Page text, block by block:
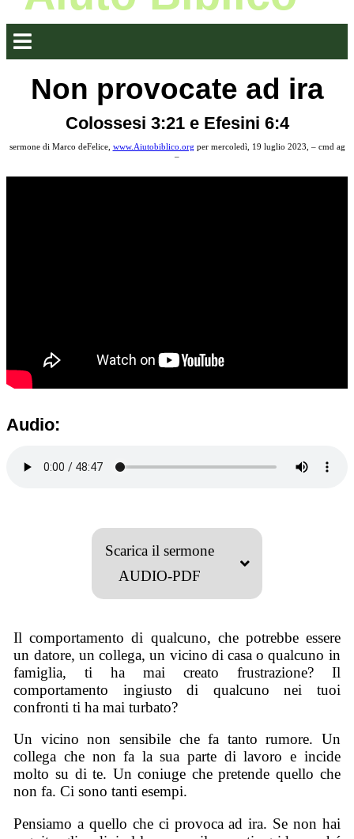
Non provocate ad ira
Colossesi 3:21 e Efesini 6:4
sermone di Marco deFelice, www.Aiutobiblico.org per mercoledì, 19 luglio 2023, – cmd ag
–
Audio:
Scarica il sermone
AUDIO-PDF
Il comportamento di qualcuno, che potrebbe essere
un datore, un collega, un vicino di casa o qualcuno in
famiglia, ti ha mai creato frustrazione? Il
comportamento ingiusto di qualcuno nei tuoi
confronti ti ha mai turbato?
Un vicino non sensibile che fa tanto rumore. Un
collega che non fa la sua parte di lavoro e incide
molto su di te. Un coniuge che pretende quello che
non fa. Ci sono tanti esempi.
Pensiamo a quello che ci provoca ad ira. Se non hai